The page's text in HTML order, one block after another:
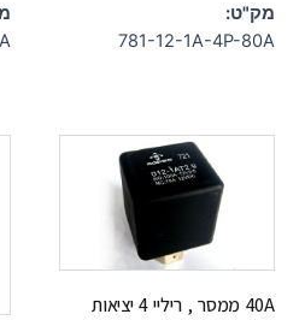
מק"ט:
781-12-1A-4P-80A
40A ממסר , ריליי 4 יציאות